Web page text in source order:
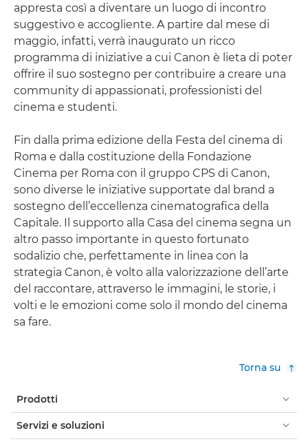
appresta così a diventare un luogo di incontro
suggestivo e accogliente. A partire dal mese di
maggio, infatti, verrà inaugurato un ricco
programma di iniziative a cui Canon è lieta di poter
offrire il suo sostegno per contribuire a creare una
community di appassionati, professionisti del
cinema e studenti.
Fin dalla prima edizione della Festa del cinema di
Roma e dalla costituzione della Fondazione
Cinema per Roma con il gruppo CPS di Canon,
sono diverse le iniziative supportate dal brand a
sostegno dell’eccellenza cinematografica della
Capitale. Il supporto alla Casa del cinema segna un
altro passo importante in questo fortunato
sodalizio che, perfettamente in linea con la
strategia Canon, è volto alla valorizzazione dell’arte
del raccontare, attraverso le immagini, le storie, i
volti e le emozioni come solo il mondo del cinema
sa fare.
Torna su
Prodotti
Servizi e soluzioni